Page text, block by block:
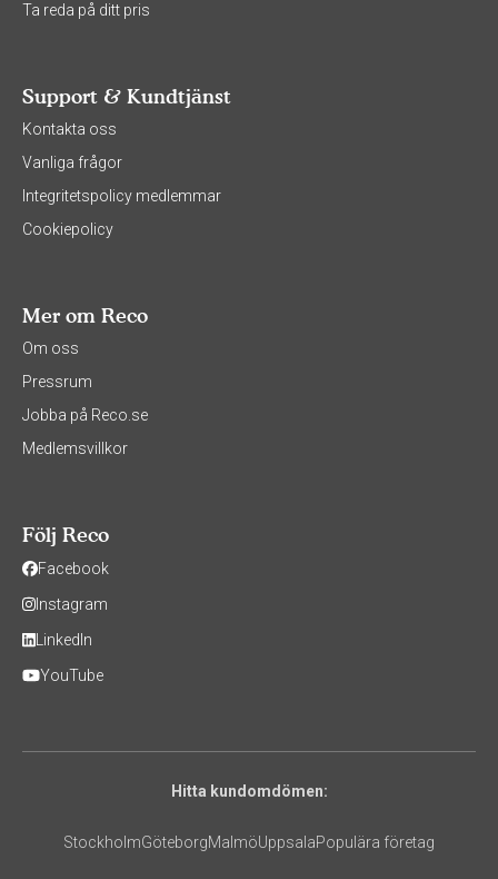
Ta reda på ditt pris
Support & Kundtjänst
Kontakta oss
Vanliga frågor
Integritetspolicy medlemmar
Cookiepolicy
Mer om Reco
Om oss
Pressrum
Jobba på Reco.se
Medlemsvillkor
Följ Reco
Facebook
Instagram
LinkedIn
YouTube
Hitta kundomdömen:
StockholmGöteborgMalmöUppsalaPopulära företag